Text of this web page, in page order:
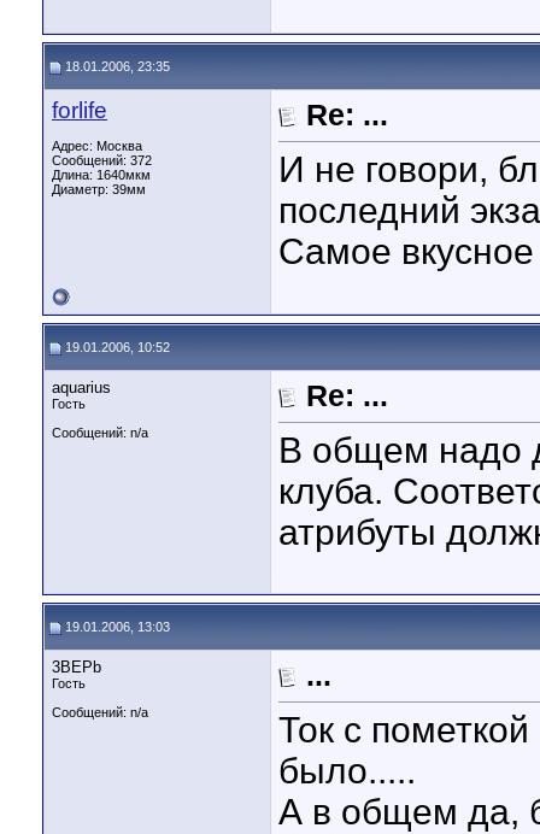
18.01.2006, 23:35
forlife
Адрес: Москва
Сообщений: 372
Длина: 1640мкм
Диаметр: 39мм
Re: ...
И не говори,
последний
Самое
19.01.2006, 10:52
aquarius
Гость
Сообщений: n/a
Re: ...
В общем надо
клуба.
атрибуты
19.01.2006, 13:03
3BEPb
Гость
Сообщений: n/a
...
Ток с
было.....
А в общем да,